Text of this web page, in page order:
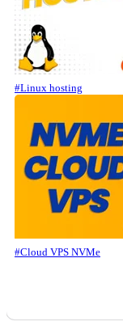
#Linux hosting
#Cloud VPS NVMe